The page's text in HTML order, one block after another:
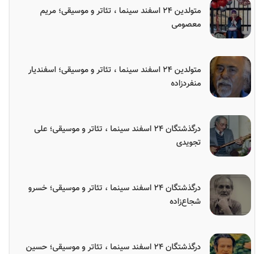
متولدین ۲۴ اسفند سینما ، تئاتر و موسیقی؛ مریم
معصومی
متولدین ۲۴ اسفند سینما ، تئاتر و موسیقی؛ اسفندیار
منفردزاده
درگذشتگان ۲۴ اسفند سینما ، تئاتر و موسیقی؛ علی
تجویدی
درگذشتگان ۲۴ اسفند سینما ، تئاتر و موسیقی؛ خسرو
شجاع‌زاده
درگذشتگان ۲۴ اسفند سینما ، تئاتر و موسیقی؛ حسین